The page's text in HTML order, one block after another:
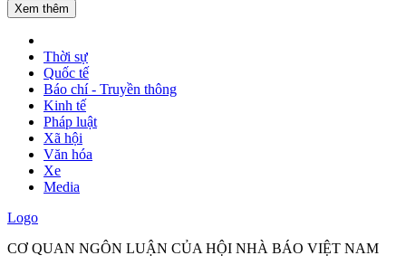
Xem thêm
Thời sự
Quốc tế
Báo chí - Truyền thông
Kinh tế
Pháp luật
Xã hội
Văn hóa
Xe
Media
Logo
CƠ QUAN NGÔN LUẬN CỦA HỘI NHÀ BÁO VIỆT NAM